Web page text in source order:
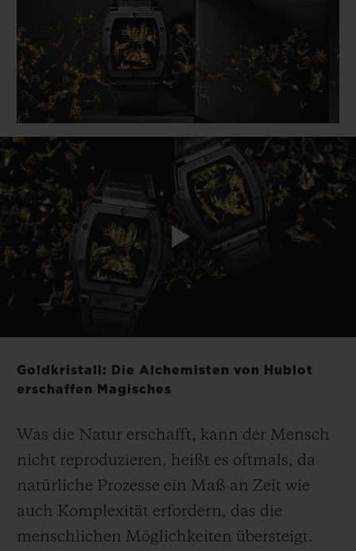
Play
Video
Goldkristall: Die Alchemisten von Hublot
erschaffen Magisches
Was die Natur erschafft, kann der Mensch
nicht reproduzieren, heißt es oftmals, da
natürliche Prozesse ein Maß an Zeit wie
auch Komplexität erfordern, das die
menschlichen Möglichkeiten übersteigt.
SUMMER MULTI-
COLORED CERAMIC
PEACH CERAMIC
EXKLUSIV
EXKLUSIVE DIENSTLEISTUNGEN
HUBLOTISTA UND GARANTIEVERLÄNGERUNG
VORAUSSICHTLICHE LIEFERZEIT
KOSTENLOSE LIEFERUNG & RÜCKSENDUNGEN
SICHERE BEZAHLUNG
KONTAKT